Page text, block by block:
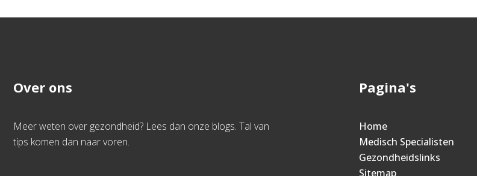
Over ons
Meer weten over gezondheid? Lees dan onze blogs. Tal van
tips komen dan naar voren.
Pagina's
Home
Medisch Specialisten
Gezondheidslinks
Sitemap